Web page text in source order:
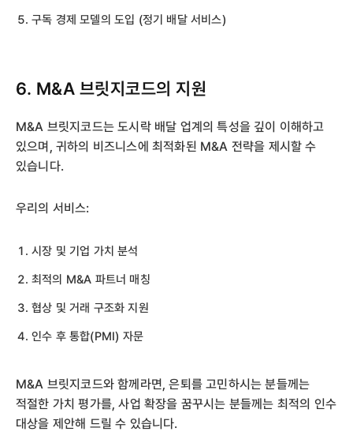
구독 경제 모델의 도입 (정기 배달 서비스)
6. M&A 브릿지코드의 지원
M&A 브릿지코드는 도시락 배달 업계의 특성을 깊이 이해하고
있으며, 귀하의 비즈니스에 최적화된 M&A 전략을 제시할 수
있습니다.
우리의 서비스:
시장 및 기업 가치 분석
최적의 M&A 파트너 매칭
협상 및 거래 구조화 지원
인수 후 통합(PMI) 자문
M&A 브릿지코드와 함께라면, 은퇴를 고민하시는 분들께는
적절한 가치 평가를, 사업 확장을 꿈꾸시는 분들께는 최적의 인수
대상을 제안해 드릴 수 있습니다.